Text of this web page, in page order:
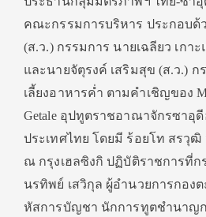
คณะกรรมการบริหาร ประกอบด้
(ส.ว.) กรรมการ นายเฉลียว เกา
และนายจัตุรงค์ เสริมสุข (ส.ว.) ก
เลี้ยงอาหารค่ำ ตามคำเชิญของ
Getale อุปทูตราชอาณาจักรซาอุดี
ประเทศไทย โดยมี ร้อยโท สรวุ
ณ กรุงเฮลซิงกิ ปฏิบัติราชการที่ก
นรทิพย์ เสวิกุล ผู้อำนวยการกอง
หัสการบัญชา นักการทูตชำนาญก